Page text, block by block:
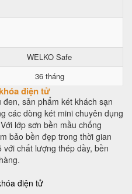
WELKO Safe
36 tháng
điện tử
sản phẩm két khách sạn
các dòng két mini chuyên dụng
lớp sơn bền mầu chống
bảo bền đẹp trong thời gian
chất lượng thép dầy, bền